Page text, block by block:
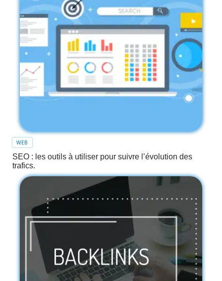
WEB
SEO : les outils à utiliser pour suivre l’évolution des
trafics.